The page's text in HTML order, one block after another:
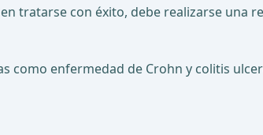
tratarse con éxito, debe realizarse una
como enfermedad de Crohn y colitis